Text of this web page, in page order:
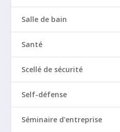
Salle de bain
Santé
Scellé de sécurité
Self-défense
Séminaire d'entreprise